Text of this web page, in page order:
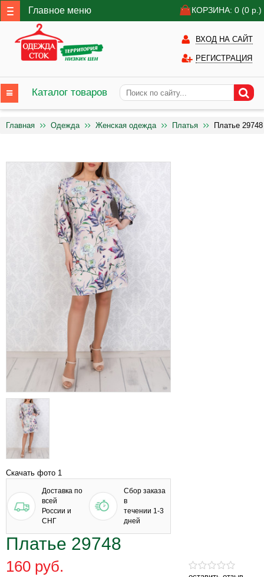
Главное меню КОРЗИНА: 0 (0 р.)
ВХОД НА САЙТ
РЕГИСТРАЦИЯ
Каталог товаров
Главная Одежда Женская одежда Платья Платье 29748
Скачать фото 1
Доставка по
всей
России и
СНГ
Сбор заказа
в
течении 1-3
дней
Платье 29748
160 руб.